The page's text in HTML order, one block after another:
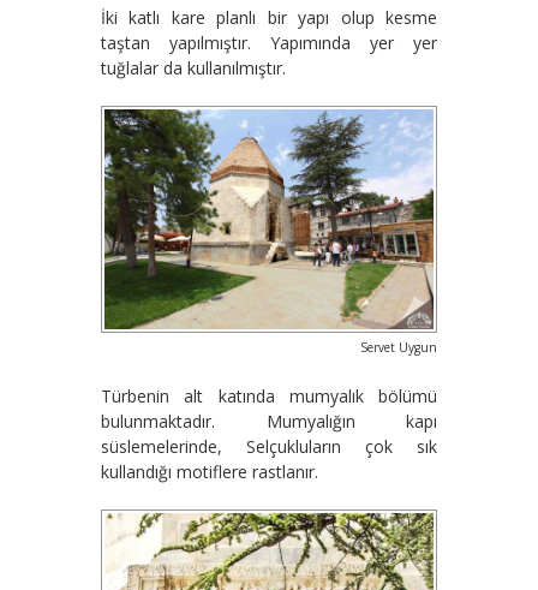
İki katlı kare planlı bir yapı olup kesme
taştan yapılmıştır. Yapımında yer yer
tuğlalar da kullanılmıştır.
Servet Uygun
Türbenin alt katında mumyalık bölümü
bulunmaktadır. Mumyalığın kapı
süslemelerinde, Selçukluların çok sık
kullandığı motiflere rastlanır.